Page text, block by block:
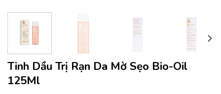
Tinh Dầu Trị Rạn Da Mờ Sẹo Bio-Oil
125Ml